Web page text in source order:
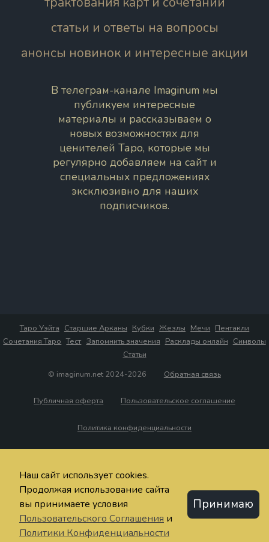
статьи и ответы на вопросы
анонсы новинок и интересные акции
В телеграм-канале Imaginum мы
публикуем интересные
материалы и рассказываем о
новых возможностях для
ценителей Таро, которые мы
регулярно добавляем на сайт и
специальных предложениях
эксклюзивно для наших
подписчиков.
Таро Уэйта Старшие Арканы Кубки Жезлы Мечи Пентакли
Сочетания Таро Тест Запомнить значения Расклады онлайн Символы
Статьи
© imaginum.net 2024-2026
Обратная связь
Публичная оферта Пользовательское соглашение
Политика конфиденциальности
Наш сайт использует cookies.
Продолжая использование сайта
вы принимаете условия
Пользовательского Соглашения и
Политики Конфиденциальности
Принимаю